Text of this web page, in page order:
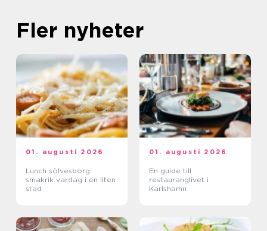
Fler nyheter
01. augusti 2026
Lunch sölvesborg
smakrik vardag i en liten
stad
01. augusti 2026
En guide till
restauranglivet i
Karlshamn